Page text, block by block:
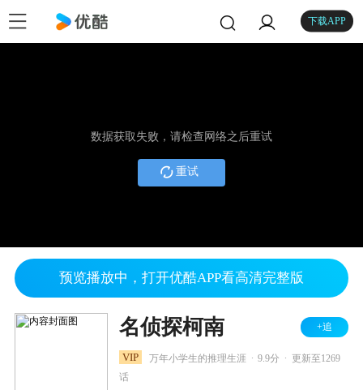
下载APP
数据获取失败，请检查网络之后重试
重试
预览播放中，打开优酷APP看高清完整版
名侦探柯南 +追
VIP 万年小学生的推理生涯 9.9分
更新至1269
话